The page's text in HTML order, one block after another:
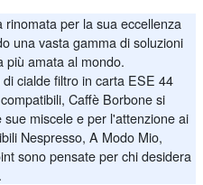
per la sua eccellenza
una vasta gamma di soluzioni
più amata al mondo.
cialde filtro in carta ESE 44
Caffè Borbone si
miscele e per l'attenzione ai
Nespresso, A Modo Mio,
sono pensate per chi desidera